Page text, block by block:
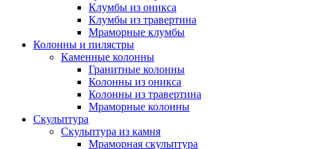
Клумбы из оникса
Клумбы из травертина
Мраморные клумбы
Колонны и пилястры
Каменные колонны
Гранитные колонны
Колонны из оникса
Колонны из травертина
Мраморные колонны
Скульптура
Скульптура из камня
Мраморная скульптура